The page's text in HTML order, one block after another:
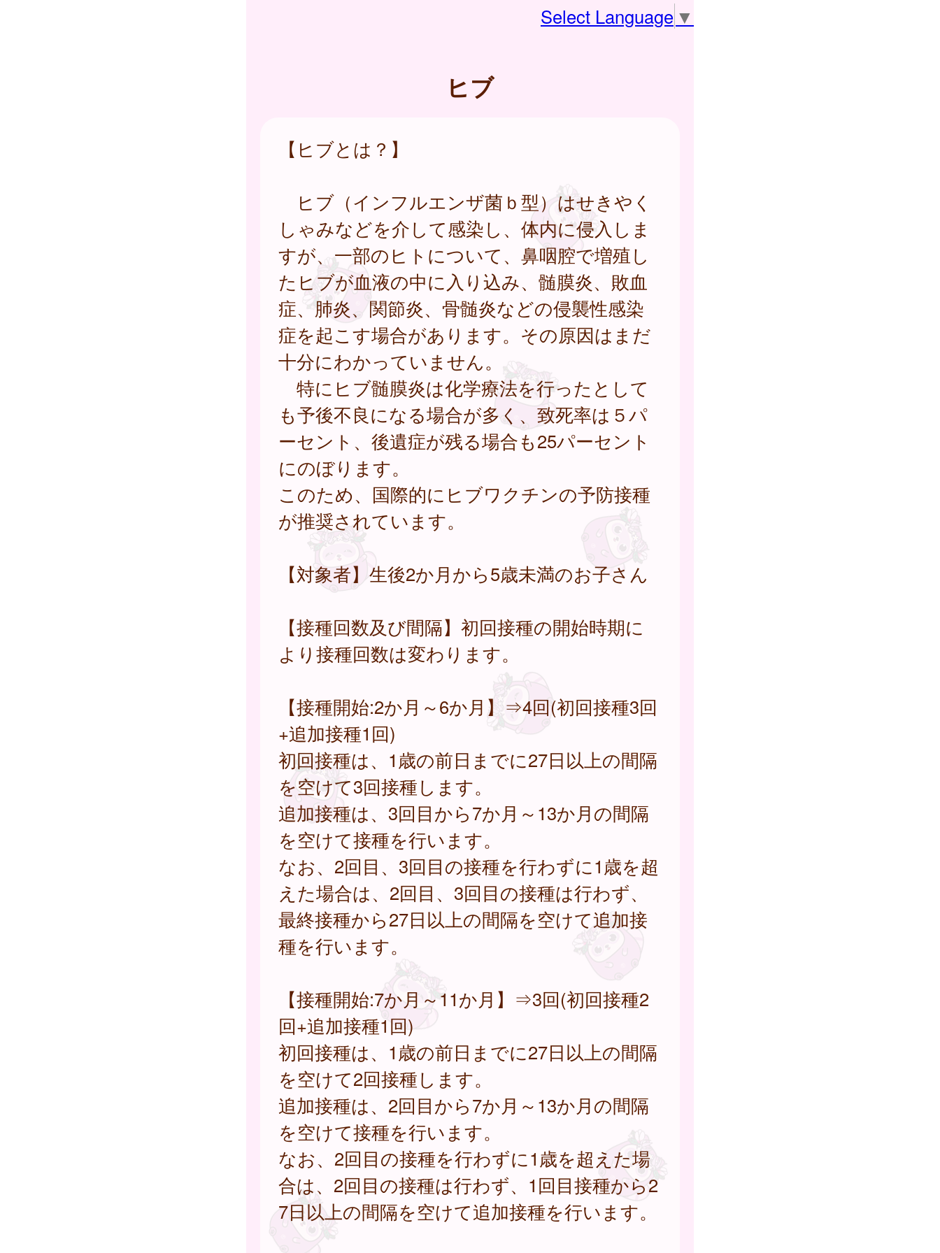
Select Language ▼
ヒブ
【ヒブとは？】
ヒブ（インフルエンザ菌ｂ型）はせきやく
しゃみなどを介して感染し、体内に侵入しま
すが、一部のヒトについて、鼻咽腔で増殖し
たヒブが血液の中に入り込み、髄膜炎、敗血
症、肺炎、関節炎、骨髄炎などの侵襲性感染
症を起こす場合があります。その原因はまだ
十分にわかっていません。
特にヒブ髄膜炎は化学療法を行ったとして
も予後不良になる場合が多く、致死率は５パ
ーセント、後遺症が残る場合も25パーセント
にのぼります。
このため、国際的にヒブワクチンの予防接種
が推奨されています。
【対象者】生後2か月から5歳未満のお子さん
【接種回数及び間隔】初回接種の開始時期に
より接種回数は変わります。
【接種開始:2か月～6か月】⇒4回(初回接種3回
+追加接種1回)
初回接種は、1歳の前日までに27日以上の間隔
を空けて3回接種します。
追加接種は、3回目から7か月～13か月の間隔
を空けて接種を行います。
なお、2回目、3回目の接種を行わずに1歳を超
えた場合は、2回目、3回目の接種は行わず、
最終接種から27日以上の間隔を空けて追加接
種を行います。
【接種開始:7か月～11か月】⇒3回(初回接種2
回+追加接種1回)
初回接種は、1歳の前日までに27日以上の間隔
を空けて2回接種します。
追加接種は、2回目から7か月～13か月の間隔
を空けて接種を行います。
なお、2回目の接種を行わずに1歳を超えた場
合は、2回目の接種は行わず、1回目接種から2
7日以上の間隔を空けて追加接種を行います。